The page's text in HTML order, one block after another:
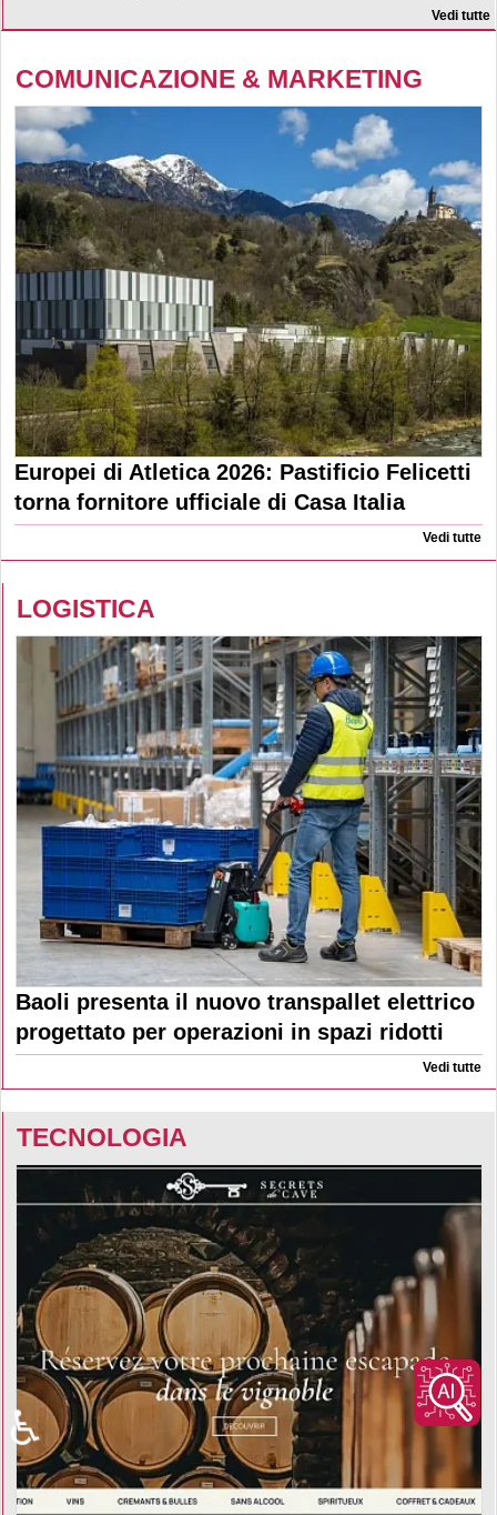
Vedi tutte
COMUNICAZIONE & MARKETING
Europei di Atletica 2026: Pastificio Felicetti
torna fornitore ufficiale di Casa Italia
Vedi tutte
LOGISTICA
Baoli presenta il nuovo transpallet elettrico
progettato per operazioni in spazi ridotti
Vedi tutte
TECNOLOGIA